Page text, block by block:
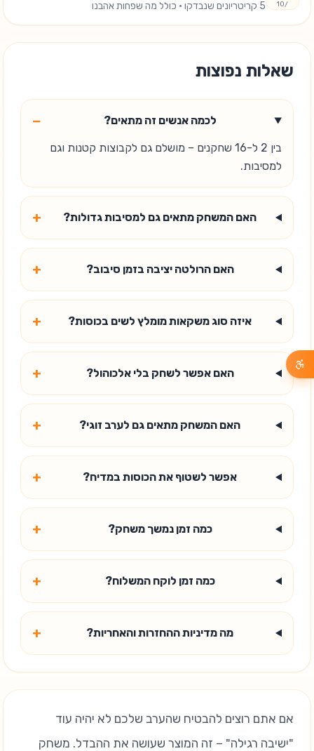
/10
5 קריטריונים שנבדקו · כולל מה שפחות אהבנו
שאלות נפוצות
לכמה אנשים זה מתאים? −
בין 2 ל-16 שחקנים – מושלם גם לקבוצות קטנות וגם
למסיבות.
האם המשחק מתאים גם למסיבות גדולות? +
האם הרולטה יציבה בזמן סיבוב? +
איזה סוג משקאות מומלץ לשים בכוסות? +
האם אפשר לשחק בלי אלכוהול? +
האם המשחק מתאים גם לערב זוגי? +
אפשר לשטוף את הכוסות במדיח? +
כמה זמן נמשך משחק? +
כמה זמן לוקח המשלוח? +
מה מדיניות ההחזרות והאחריות? +
אם אתם רוצים להבטיח שהערב שלכם לא יהיה עוד
"ישיבה רגילה" – זה המוצר שעושה את ההבדל. משחק